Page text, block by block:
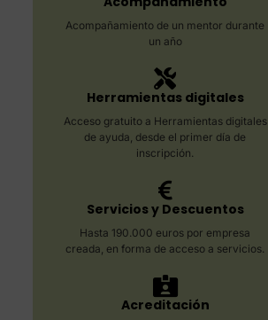
Acompañamiento de un mentor durante
un año
Herramientas digitales
Acceso gratuito a Herramientas digitales
de ayuda, desde el primer día de
inscripción.
Servicios y Descuentos
Hasta 190.000 euros por empresa
creada, en forma de acceso a servicios.
Acreditación